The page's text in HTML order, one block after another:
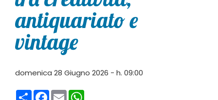
antiquariato e
vintage
domenica 28 Giugno 2026 - h. 09:00
CondividiFacebook
Email